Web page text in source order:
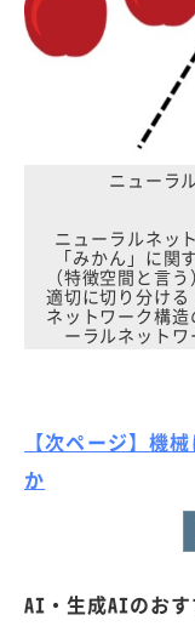
ニューラ
ニューラルネッ
「みかん」に関
（特徴空間と言
適切に切り分ける
ネットワーク構
ーラルネット
【次ページ】機
か
AI・生成AIのお